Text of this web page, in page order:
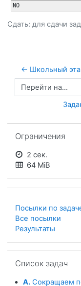
Сдать: для сдачи
← Школьный
Перейти на...
Ограничения
2 сек.
64 MiB
Посылки по
Все посылки
Результаты
Список задач
A. Сокращаем